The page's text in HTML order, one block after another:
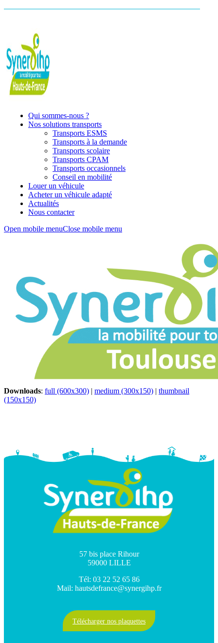
Qui sommes-nous ?
Nos solutions transports
Transports ESMS
Transports à la demande
Transports scolaire
Transports CPAM
Transports occasionnels
Conseil en mobilité
Louer un véhicule
Acheter un véhicule adapté
Actualités
Nous contacter
Open mobile menuClose mobile menu
Downloads: full (600x300) | medium (300x150) | thumbnail
(150x150)
57 bis place Rihour
59000 LILLE
Tél: 03 22 52 65 86
Mail: hautsdefrance@synergihp.fr
Télécharger nos plaquettes